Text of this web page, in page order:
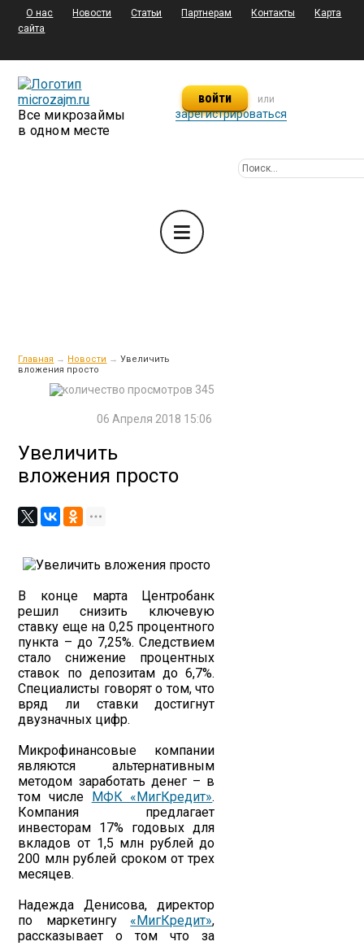
О нас Новости Статьи Партнерам Контакты
Карта
сайта
Все микрозаймы
в одном месте
войти или
зарегистрироваться
Главная → Новости → Увеличить
вложения просто
345
06 Апреля 2018 15:06
Увеличить
вложения просто
В конце марта Центробанк
решил снизить ключевую
ставку еще на 0,25 процентного
пункта – до 7,25%. Следствием
стало снижение процентных
ставок по депозитам до 6,7%.
Специалисты говорят о том, что
вряд ли ставки достигнут
двузначных цифр.
Микрофинансовые компании
являются альтернативным
методом заработать денег – в
том числе МФК «МигКредит».
Компания предлагает
инвесторам 17% годовых для
вкладов от 1,5 млн рублей до
200 млн рублей сроком от трех
месяцев.
Надежда Денисова, директор
по маркетингу «МигКредит»,
рассказывает о том что за